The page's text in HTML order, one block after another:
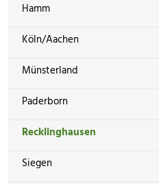
Hamm
Köln/Aachen
Münsterland
Paderborn
Recklinghausen
Siegen